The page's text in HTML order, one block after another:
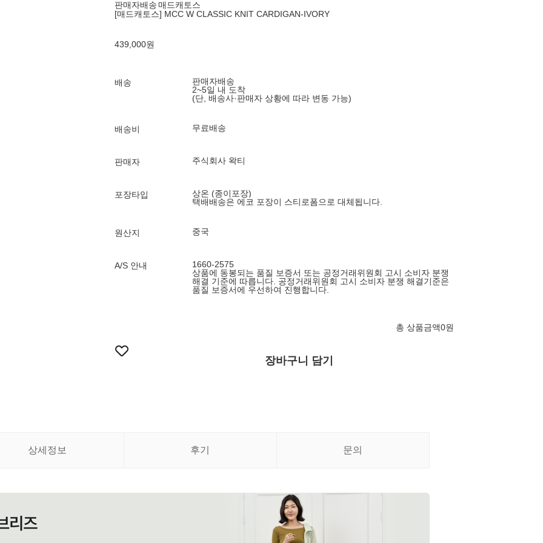
판매자배송매드캐토스
[매드캐토스] MCC W CLASSIC KNIT CARDIGAN-IVORY
439,000원
배송
판매자배송
2~5일 내 도착
(단, 배송사·판매자 상황에 따라 변동 가능)
배송비 무료배송
판매자 주식회사 왁티
포장타입
상온 (종이포장)
택배배송은 에코 포장이 스티로폼으로 대체됩니다.
원산지 중국
A/S 안내
1660-2575
상품에 동봉되는 품질 보증서 또는 공정거래위원회 고시 소비자 분쟁
해결 기준에 따릅니다. 공정거래위원회 고시 소비자 분쟁 해결기준은
품질 보증서에 우선하여 진행합니다.
총 상품금액0원
장바구니 담기
상세정보 후기 문의